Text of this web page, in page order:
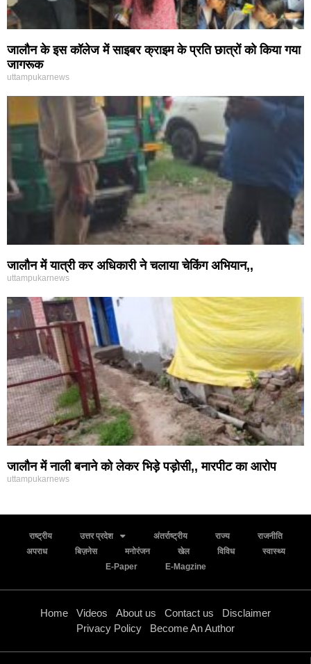
जालौन के इस कॉलेज में साइबर क्राइम के प्रति छात्रों को किया गया
जागरूक
uttampukarnews
जालौन में यात्री कर अधिकारी ने चलाया चेकिंग अभियान,,
uttampukarnews
जालौन में नाली बनाने को लेकर भिड़े पड़ोसी,, मारपीट का आरोप
uttampukarnews
राष्ट्रीय उत्तर प्रदेश अंतर्राष्ट्रीय राज्य
राजनीति
अपराध
बिज़नेस मनोरंजन खेल विविध
स्वास्थ्य
E-Paper
E-Magzine
Home Videos About us Contact us
Disclaimer
Privacy Policy
Become An Author